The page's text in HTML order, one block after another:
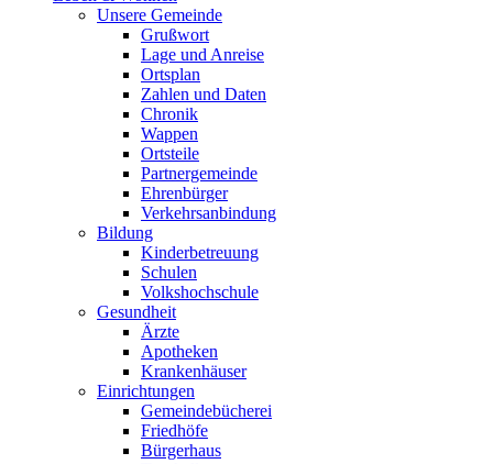
Unsere Gemeinde
Grußwort
Lage und Anreise
Ortsplan
Zahlen und Daten
Chronik
Wappen
Ortsteile
Partnergemeinde
Ehrenbürger
Verkehrsanbindung
Bildung
Kinderbetreuung
Schulen
Volkshochschule
Gesundheit
Ärzte
Apotheken
Krankenhäuser
Einrichtungen
Gemeindebücherei
Friedhöfe
Bürgerhaus